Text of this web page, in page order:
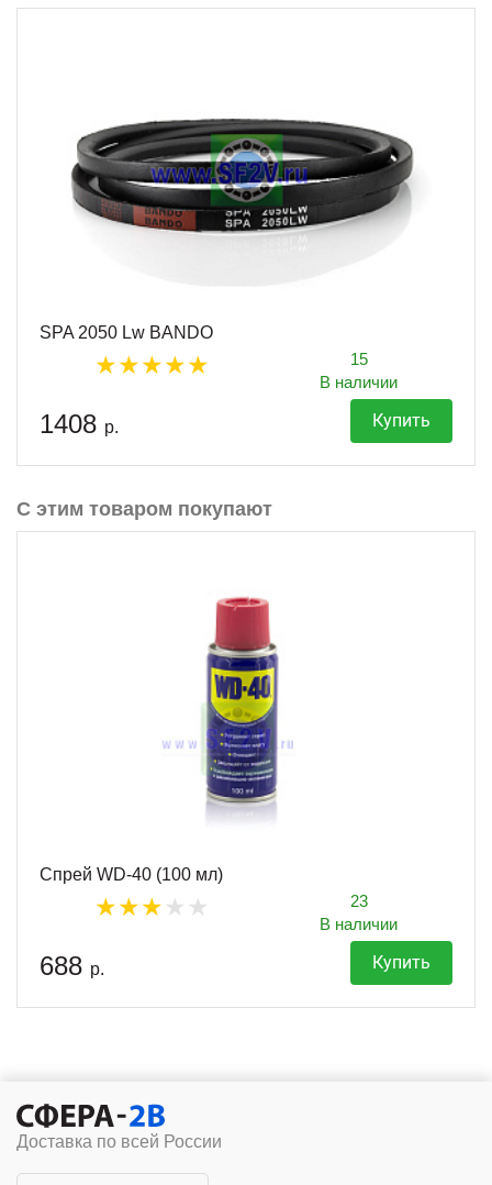
SPA 2050 Lw BANDO
15
В наличии
1408 р. Купить
С этим товаром покупают
Спрей WD-40 (100 мл)
23
В наличии
688 р. Купить
Доставка по всей России